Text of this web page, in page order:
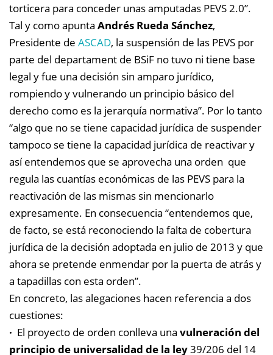
torticera para conceder unas amputadas PEVS 2.0”.
Tal y como apunta Andrés Rueda Sánchez,
Presidente de ASCAD, la suspensión de las PEVS por
parte del departament de BSiF no tuvo ni tiene base
legal y fue una decisión sin amparo jurídico,
rompiendo y vulnerando un principio básico del
derecho como es la jerarquía normativa”. Por lo tanto
“algo que no se tiene capacidad jurídica de suspender
tampoco se tiene la capacidad jurídica de reactivar y
así entendemos que se aprovecha una orden que
regula las cuantías económicas de las PEVS para la
reactivación de las mismas sin mencionarlo
expresamente. En consecuencia “entendemos que,
de facto, se está reconociendo la falta de cobertura
jurídica de la decisión adoptada en julio de 2013 y que
ahora se pretende enmendar por la puerta de atrás y
a tapadillas con esta orden”.
En concreto, las alegaciones hacen referencia a dos
cuestiones:
· El proyecto de orden conlleva una vulneración del
principio de universalidad de la ley39/206 del 14